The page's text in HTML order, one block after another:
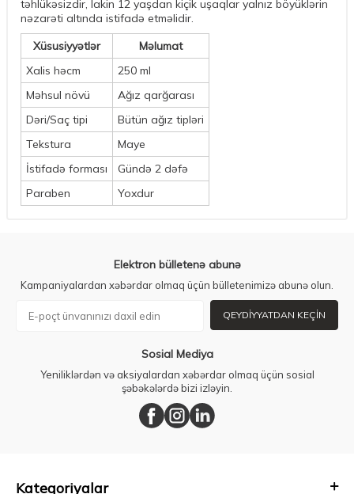
təhlükəsizdir, lakin 12 yaşdan kiçik uşaqlar yalnız böyüklərin
nəzarəti altında istifadə etməlidir.
Xüsusiyyətlər
Məlumat
Xalis həcm
250 ml
Məhsul növü
Ağız qarğarası
Dəri/Saç tipi
Bütün ağız tipləri
Tekstura
Maye
İstifadə forması
Gündə 2 dəfə
Paraben
Yoxdur
Elektron bülletenə abunə
Kampaniyalardan xəbərdar olmaq üçün bülletenimizə abunə olun.
QEYDIYYATDAN KEÇIN
Sosial Mediya
Yeniliklərdən və aksiyalardan xəbərdar olmaq üçün sosial
şəbəkələrdə bizi izləyin.
Kateqoriyalar